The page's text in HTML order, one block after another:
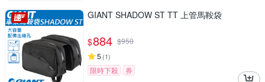
GIANT SHADOW ST TT 上管馬鞍袋
$884 $950
5 (1)
限時下殺 券